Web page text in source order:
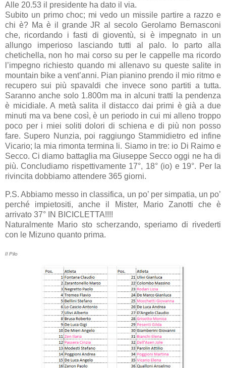
Alle 20.53 il presidente ha dato il via.
Subito un primo choc; mi vedo un missile partire a razzo e
chi è? Ma è il grande JR al secolo Gerolamo Bernasconi
che, ricordando i fasti di gioventù, si è impegnato in un
allungo imperioso lasciando tutti al palo. Io parto alla
chetichella, non ho mai corso su per le cappelle ma ricordo
l’impegno richiesto quando mi allenavo su queste salite in
mountain bike a vent’anni. Pian pianino prendo il mio ritmo e
recupero sui più spavaldi che invece sono partiti a tutta.
Saranno anche solo 1.800m ma in alcuni tratti la pendenza
è micidiale. A metà salita il distacco dai primi è già a due
minuti ma va bene così, è un periodo in cui mi alleno troppo
poco per i miei soliti dolori di schiena e di più non posso
fare. Supero Nunzia, poi raggiungo Stammidietro ed infine
Vicario; la mia rimonta termina li. Siamo in tre: io Di Raimo e
Secco. Ci diamo battaglia ma Giuseppe Secco oggi ne ha di
più. Concludiamo rispettivamente 17°, 18° (io) e 19°. Per la
rivincita dobbiamo attendere 365 giorni.
P.S. Abbiamo messo in classifica, un po’ per simpatia, un po’
perché impietositi, anche il Mister, Mario Zanotti che è
arrivato 37° IN BICICLETTA!!!!
Naturalmente Mario sto scherzando, speriamo di rivederti
con le Mizuno quanto prima.
Il Pilo